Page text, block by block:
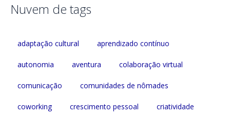
Nuvem de tags
adaptação cultural aprendizado contínuo
autonomia aventura colaboração virtual
comunicação comunidades de nômades
coworking crescimento pessoal criatividade